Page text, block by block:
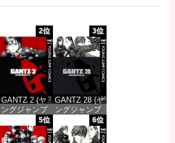
2位
GANTZ 2 (ヤ
ングジャンプ
コミックス
DIGITAL)
3位
GANTZ 28 (ヤ
ングジャンプ
コミックス
DIGITAL)
5位 6位